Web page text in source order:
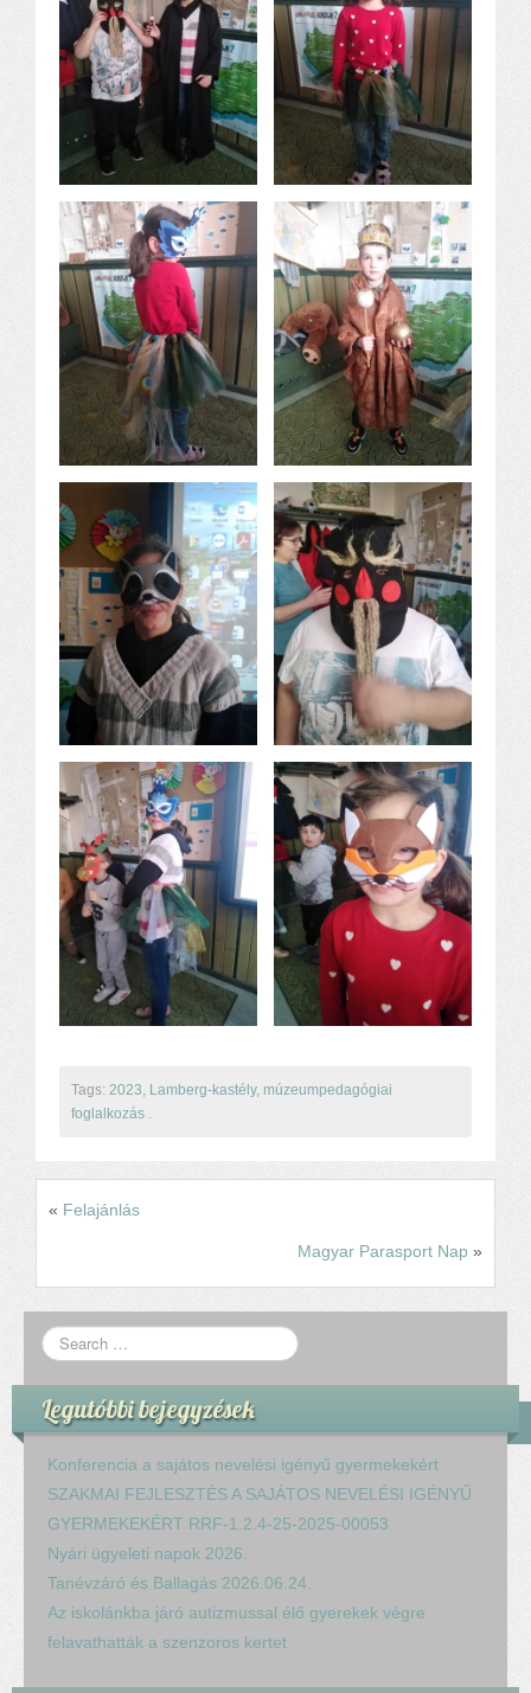
Tags: 2023, Lamberg-kastély, múzeumpedagógiai
foglalkozás .
« Felajánlás
Magyar Parasport Nap »
Legutóbbi bejegyzések
Konferencia a sajátos nevelési igényű gyermekekért
SZAKMAI FEJLESZTÉS A SAJÁTOS NEVELÉSI IGÉNYŰ
GYERMEKEKÉRT RRF-1.2.4-25-2025-00053
Nyári ügyeleti napok 2026.
Tanévzáró és Ballagás 2026.06.24.
Az iskolánkba járó autizmussal élő gyerekek végre
felavathatták a szenzoros kertet